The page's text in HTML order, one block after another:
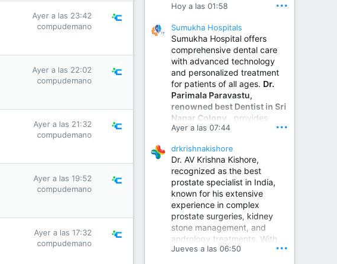
Ayer a las 23:42
compudemano
Ayer a las 22:02
compudemano
Ayer a las 21:32
compudemano
Ayer a las 19:52
compudemano
Ayer a las 17:32
compudemano
Hoy a las 01:58 •••
Sumukha Hospitals
Sumukha Hospital offers
comprehensive dental care
with advanced technology
and personalized treatment
for patients of all ages. Dr.
Parimala Paravastu,
renowned best Dentist in Sri
Nagar Colony , provides
expert care for tooth pain,
treatment, dental implants,
smile designing, cosmetic
dentistry.
Sumukha Hospital | Ear, Nose & Throat, Dental & Maxillofacial Surgery Center
www.sumukhahospitals.co
m
Ayer a las 07:44 •••
drkrishnakishore
Dr. AV Krishna Kishore,
recognized as the best
prostate specialist in India,
known for his extensive
experience in complex
prostate surgeries, kidney
stone management, and
andrology treatments. With
years of surgical practice and
Jueves a las 06:50 •••